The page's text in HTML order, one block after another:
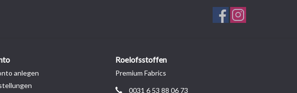
anlegen
Roelofsstoffen
Premium Fabrics
0031 6 53 88 06 73